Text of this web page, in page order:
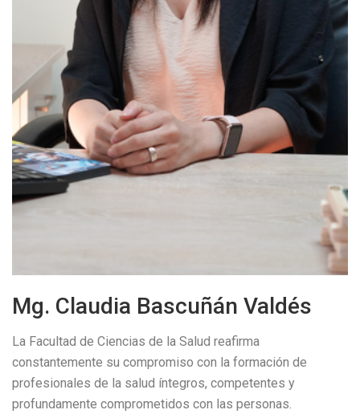
Mg. Claudia Bascuñán Valdés
La Facultad de Ciencias de la Salud reafirma
constantemente su compromiso con la formación de
profesionales de la salud íntegros, competentes y
profundamente comprometidos con las personas.